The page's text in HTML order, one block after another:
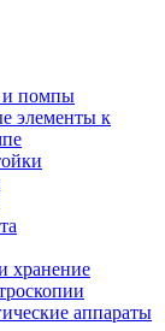
и помпы
элементы к
хранение
аппараты